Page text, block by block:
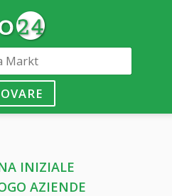
INIZIALE
AZIENDE